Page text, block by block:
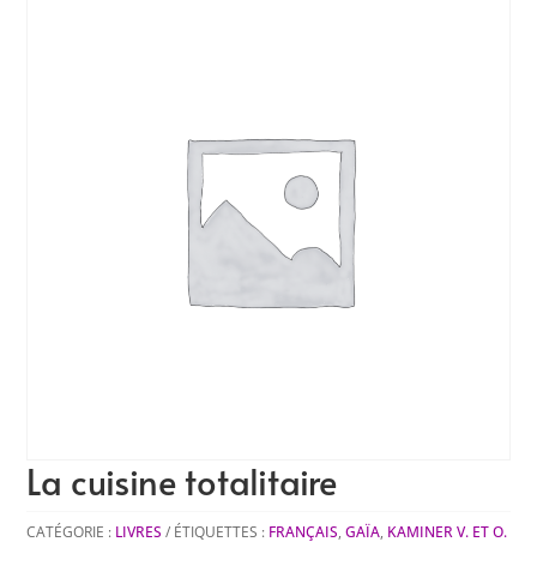
La cuisine totalitaire
CATÉGORIE : LIVRES ÉTIQUETTES : FRANÇAIS,GAÏA, KAMINER V. ET O.